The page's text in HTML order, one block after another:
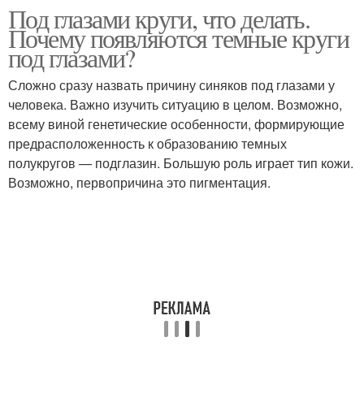
Под глазами круги, что делать.
Почему появляются темные круги
под глазами?
Сложно сразу назвать причину синяков под глазами у
человека. Важно изучить ситуацию в целом. Возможно,
всему виной генетические особенности, формирующие
предрасположенность к образованию темных
полукругов — подглазин. Большую роль играет тип кожи.
Возможно, первопричина это пигментация.